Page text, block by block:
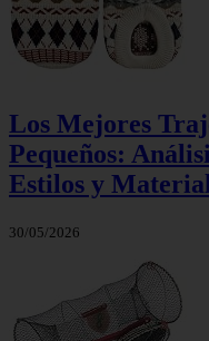
Los Mejores
Pequeños:
Estilos y
30/05/2026